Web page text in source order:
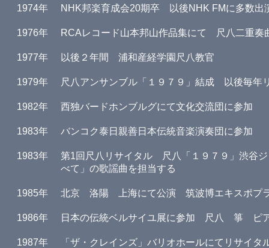
1974年 NHK邦楽育成会20期卒 以後NHK FMに多数出
1976年 RCAレコード山本邦山作品集にて 尺八二重奏
1977年 以後２年間 浦和産経学園尺八教官
1979年 尺八アンサンブル「１９７９」結成 以後毎年
1982年 西独バードホンブルグにて文化交流団に参加
1983年 バンコク泰日親善日本伝統音楽演奏団に参加
1983年
第1回尺八リサイタル 尺八「１９７９」渋谷
べて」の歌謡曲を担当する
1985年 北京 洛陽 上海にて公演 筑波博エキスポプラ
1986年 日本の伝統ベルサイユ展に参加 尺八 箏 ピ
1987年 「ザ・クレインズ」バリオホールにてリサイ